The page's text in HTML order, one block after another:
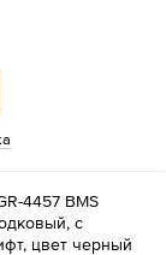
4457 BMS
с
цвет черный